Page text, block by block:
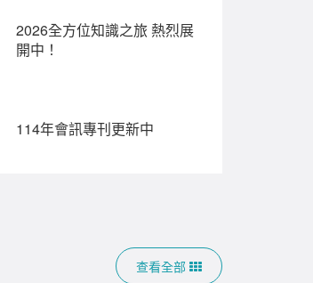
2026全方位知識之旅 熱烈展
開中！
114年會訊專刊更新中
查看全部